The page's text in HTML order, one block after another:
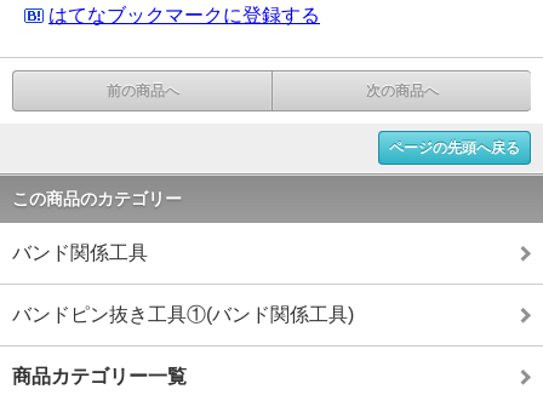
はてなブックマークに登録する
前の商品へ 次の商品へ
ページの先頭へ戻る
この商品のカテゴリー
バンド関係工具
バンドピン抜き工具①(バンド関係工具)
商品カテゴリー一覧